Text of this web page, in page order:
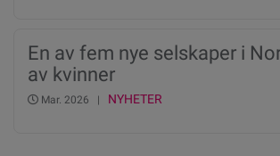
En av fem nye selskaper i
av kvinner
Mar. 2026 | NYHETER